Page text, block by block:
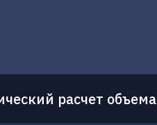
расчет объема